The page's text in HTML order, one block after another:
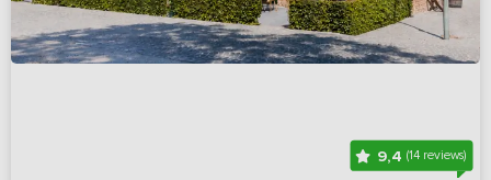
9,4(14 reviews)